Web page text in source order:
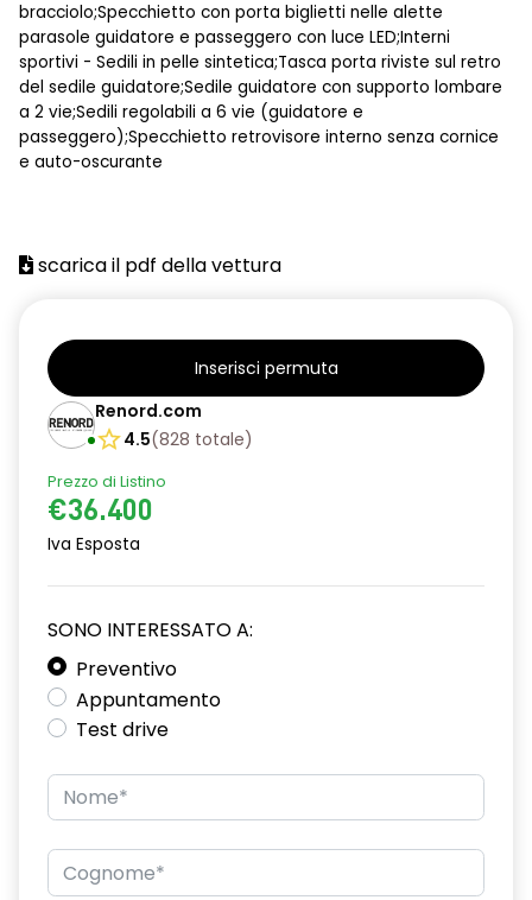
bracciolo;Specchietto con porta biglietti nelle alette
parasole guidatore e passeggero con luce LED;Interni
sportivi - Sedili in pelle sintetica;Tasca porta riviste sul retro
del sedile guidatore;Sedile guidatore con supporto lombare
a 2 vie;Sedili regolabili a 6 vie (guidatore e
passeggero);Specchietto retrovisore interno senza cornice
e auto-oscurante
scarica il pdf della vettura
Inserisci permuta
Renord.com
4.5(828 totale)
Prezzo di Listino
€36.400
Iva Esposta
SONO INTERESSATO A:
Preventivo
Appuntamento
Test drive